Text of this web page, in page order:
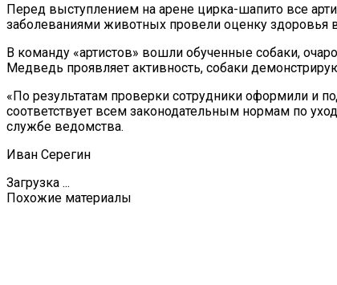
Перед выступлением на арене цирка-шапито все
заболеваниями животных провели оценку здоровья
В команду «артистов» вошли обученные собаки,
Медведь проявляет активность, собаки
«По результатам проверки сотрудники оформили и
соответствует всем законодательным нормам по
службе ведомства.
Иван Серегин
Загрузка ...
Похожие материалы